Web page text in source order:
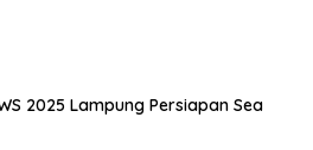
2025 Lampung Persiapan Sea